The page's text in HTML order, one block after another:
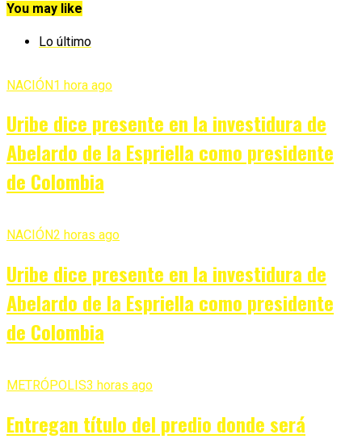
You may like
Lo último
NACIÓN1 hora ago
Uribe dice presente en la investidura de
Abelardo de la Espriella como presidente
de Colombia
NACIÓN2 horas ago
Uribe dice presente en la investidura de
Abelardo de la Espriella como presidente
de Colombia
METRÓPOLIS3 horas ago
Entregan título del predio donde será